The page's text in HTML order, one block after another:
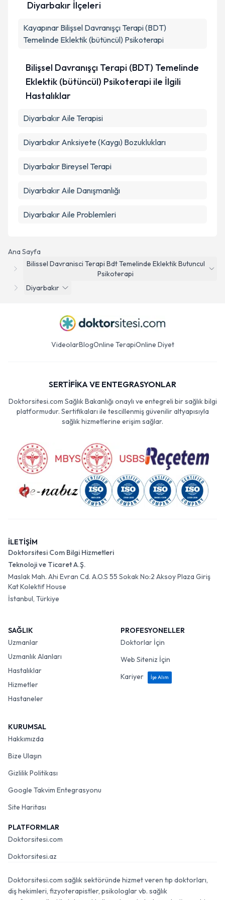
Kişisel verilerimin işlenmesine ilişkinAydınlatma
Metni'ni okudum ve kişisel verilerimin belirtilen
kapsamda işlenmesini kabul ediyorum.
Takvim Talebini Gönder
Ana Sayfa
Bilissel Davranisci Terapi Bdt Temelinde Eklektik Butuncul
Psikoterapi
Diyarbakır
Diyarbakır İlçeleri
Kayapınar Bilişsel Davranışçı Terapi (BDT)
Temelinde Eklektik (bütüncül) Psikoterapi
Bilişsel Davranışçı Terapi (BDT) Temelinde
Eklektik (bütüncül) Psikoterapi ile İlgili
Hastalıklar
Diyarbakır Aile Terapisi
Diyarbakır Anksiyete (Kaygı) Bozuklukları
Diyarbakır Bireysel Terapi
Diyarbakır Aile Danışmanlığı
Diyarbakır Aile Problemleri
VideolarBlogOnline TerapiOnline Diyet
SERTİFİKA VE ENTEGRASYONLAR
Doktorsitesi.com Sağlık Bakanlığı onaylı ve entegreli bir sağlık bilgi
platformudur. Sertifikaları ile tescillenmiş güvenilir altyapısıyla
sağlık hizmetlerine erişim sağlar.
İLETİŞİM
Doktorsitesi Com Bilgi Hizmetleri
Teknoloji ve Ticaret A.Ş.
Maslak Mah. Ahi Evran Cd. A.O.S 55 Sokak No:2 Aksoy Plaza Giriş
Kat Kolektif House
İstanbul, Türkiye
SAĞLIK
Uzmanlar
Uzmanlık Alanları
Hastalıklar
Hizmetler
Hastaneler
PROFESYONELLER
Doktorlar İçin
Web Siteniz İçin
Kariyer
İşe Alım
KURUMSAL
Hakkımızda
Bize Ulaşın
Gizlilik Politikası
Google Takvim Entegrasyonu
Site Haritası
PLATFORMLAR
Doktorsitesi.com
Doktorsitesi.az
Doktorsitesi.com sağlık sektöründe hizmet veren tıp doktorları,
diş hekimleri, fizyoterapistler, psikologlar vb. sağlık